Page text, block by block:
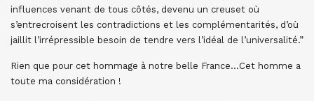
influences venant de tous côtés, devenu un creuset où
s’entrecroisent les contradictions et les complémentarités, d’où
jaillit l’irrépressible besoin de tendre vers l’idéal de l’universalité.”
Rien que pour cet hommage à notre belle France…Cet homme a
toute ma considération !